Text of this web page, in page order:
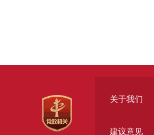
关于我们
建议意见